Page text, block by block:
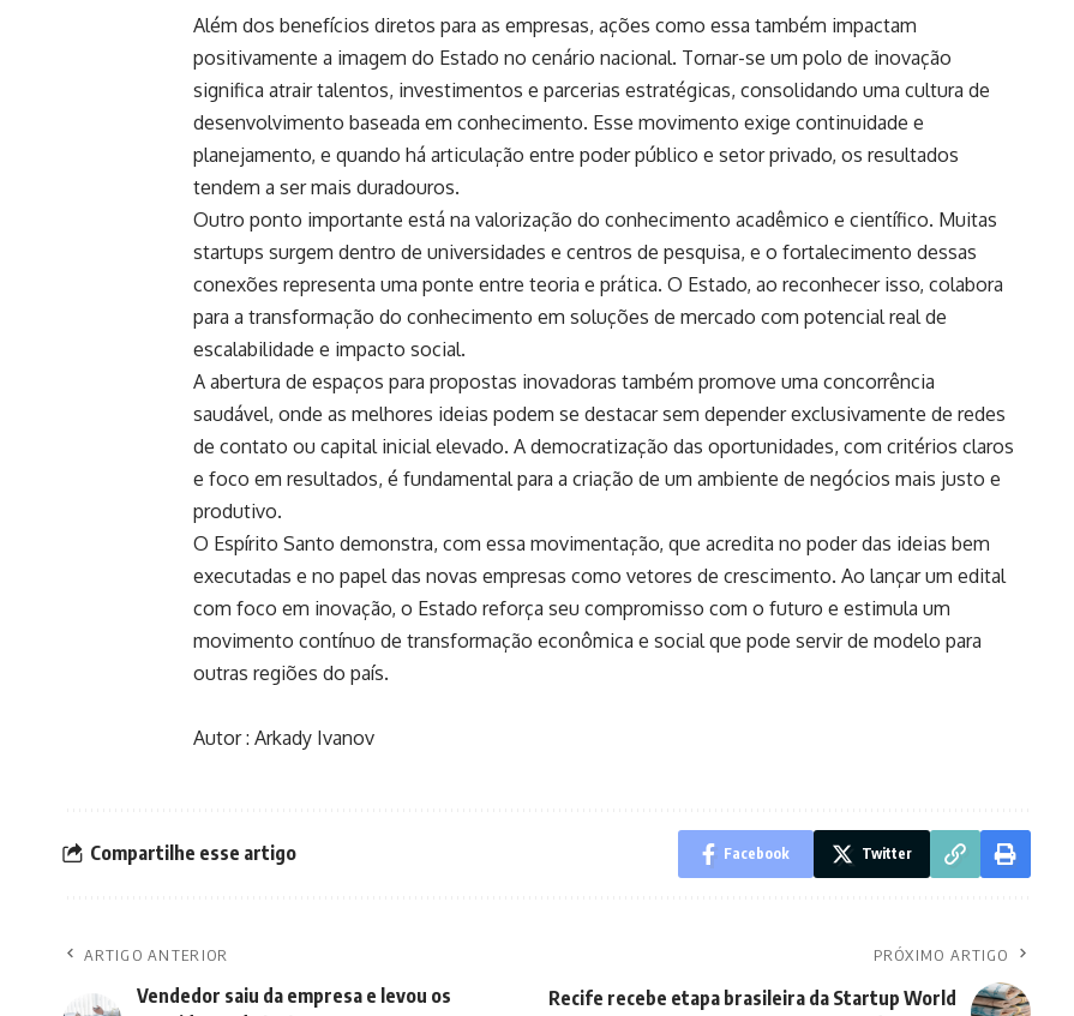
Além dos benefícios diretos para as empresas, ações como essa também impactam
positivamente a imagem do Estado no cenário nacional. Tornar-se um polo de inovação
significa atrair talentos, investimentos e parcerias estratégicas, consolidando uma cultura de
desenvolvimento baseada em conhecimento. Esse movimento exige continuidade e
planejamento, e quando há articulação entre poder público e setor privado, os resultados
tendem a ser mais duradouros.
Outro ponto importante está na valorização do conhecimento acadêmico e científico. Muitas
startups surgem dentro de universidades e centros de pesquisa, e o fortalecimento dessas
conexões representa uma ponte entre teoria e prática. O Estado, ao reconhecer isso, colabora
para a transformação do conhecimento em soluções de mercado com potencial real de
escalabilidade e impacto social.
A abertura de espaços para propostas inovadoras também promove uma concorrência
saudável, onde as melhores ideias podem se destacar sem depender exclusivamente de redes
de contato ou capital inicial elevado. A democratização das oportunidades, com critérios claros
e foco em resultados, é fundamental para a criação de um ambiente de negócios mais justo e
produtivo.
O Espírito Santo demonstra, com essa movimentação, que acredita no poder das ideias bem
executadas e no papel das novas empresas como vetores de crescimento. Ao lançar um edital
com foco em inovação, o Estado reforça seu compromisso com o futuro e estimula um
movimento contínuo de transformação econômica e social que pode servir de modelo para
outras regiões do país.
Autor : Arkady Ivanov
Compartilhe esse artigo Facebook Twitter
ARTIGO ANTERIOR
Vendedor saiu da empresa e levou os
PRÓXIMO ARTIGO
Recife recebe etapa brasileira da Startup World